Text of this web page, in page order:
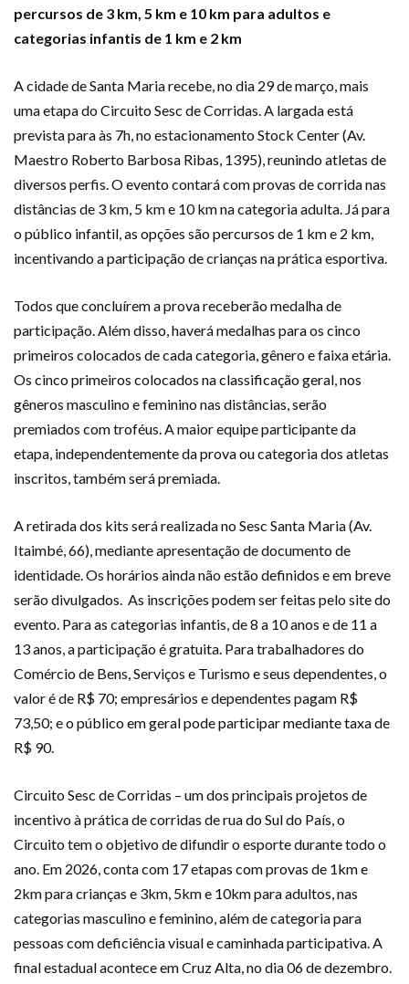
percursos de 3 km, 5 km e 10 km para adultos e
categorias infantis de 1 km e 2 km
A cidade de Santa Maria recebe, no dia 29 de março, mais
uma etapa do Circuito Sesc de Corridas. A largada está
prevista para às 7h, no estacionamento Stock Center (Av.
Maestro Roberto Barbosa Ribas, 1395), reunindo atletas de
diversos perfis. O evento contará com provas de corrida nas
distâncias de 3 km, 5 km e 10 km na categoria adulta. Já para
o público infantil, as opções são percursos de 1 km e 2 km,
incentivando a participação de crianças na prática esportiva.
Todos que concluírem a prova receberão medalha de
participação. Além disso, haverá medalhas para os cinco
primeiros colocados de cada categoria, gênero e faixa etária.
Os cinco primeiros colocados na classificação geral, nos
gêneros masculino e feminino nas distâncias, serão
premiados com troféus. A maior equipe participante da
etapa, independentemente da prova ou categoria dos atletas
inscritos, também será premiada.
A retirada dos kits será realizada no Sesc Santa Maria (Av.
Itaimbé, 66), mediante apresentação de documento de
identidade. Os horários ainda não estão definidos e em breve
serão divulgados. As inscrições podem ser feitas pelo site do
evento. Para as categorias infantis, de 8 a 10 anos e de 11 a
13 anos, a participação é gratuita. Para trabalhadores do
Comércio de Bens, Serviços e Turismo e seus dependentes, o
valor é de R$ 70; empresários e dependentes pagam R$
73,50; e o público em geral pode participar mediante taxa de
R$ 90.
Circuito Sesc de Corridas – um dos principais projetos de
incentivo à prática de corridas de rua do Sul do País, o
Circuito tem o objetivo de difundir o esporte durante todo o
ano. Em 2026, conta com 17 etapas com provas de 1km e
2km para crianças e 3km, 5km e 10km para adultos, nas
categorias masculino e feminino, além de categoria para
pessoas com deficiência visual e caminhada participativa. A
final estadual acontece em Cruz Alta, no dia 06 de dezembro.